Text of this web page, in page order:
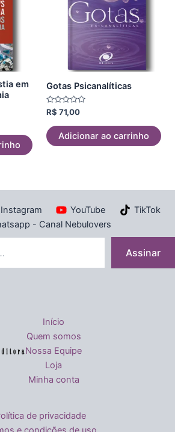
em
Gotas Psicanalíticas
Avaliação
de
5
R$ 71,00
Adicionar ao carrinho
Instagram YouTube
TikTok
- Canal Nebulovers
Assinar
Início
Quem somos
Nossa Equipe
Loja
Minha conta
de privacidade